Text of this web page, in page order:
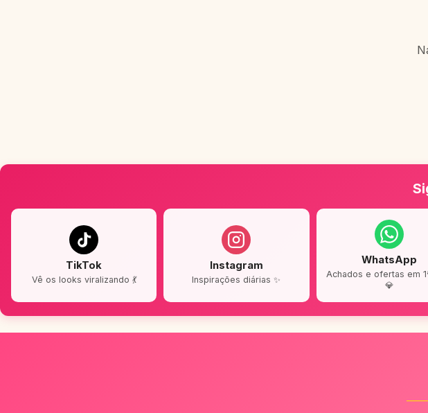
TikTok
Vê os looks viralizando 💃
Instagram
Inspirações diárias ✨
WhatsApp
Achados e ofertas em
💎